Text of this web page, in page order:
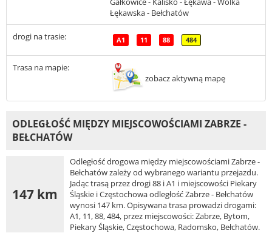
Łękawska - Bełchatów
drogi na trasie: A1 11 88 484
Trasa na mapie:
zobacz aktywną mapę
ODLEGŁOŚĆ MIĘDZY MIEJSCOWOŚCIAMI ZABRZE -
BEŁCHATÓW
147 km
Odległość drogowa między miejscowościami Zabrze -
Bełchatów zależy od wybranego wariantu przejazdu.
Jadąc trasą przez drogi 88 i A1 i miejscowości Piekary
Śląskie i Częstochowa odległość Zabrze - Bełchatów
wynosi 147 km. Opisywana trasa prowadzi drogami:
A1, 11, 88, 484, przez miejscowości: Zabrze, Bytom,
Piekary Śląskie, Częstochowa, Radomsko, Bełchatów.